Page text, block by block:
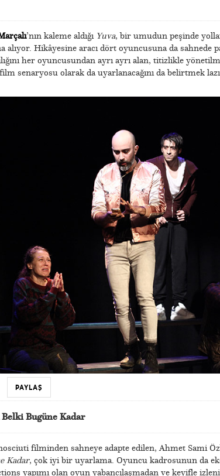
’nın kaleme aldığı Yuva, bir umudun peşinde
alıyor. Hikâyesine aracı dört oyuncusuna da sahnede
her oyuncusundan ayrı ayrı alan, titizlikle
senaryosu olarak da uyarlanacağını da belirtmek
PAYLAŞ
Bugüne Kadar
filminden sahneye adapte edilen, Ahmet Sami
Kadar, çok iyi bir uyarlama. Oyuncu kadrosunun da
yapımı olan oyun yabancılaşmadan ve keyifle